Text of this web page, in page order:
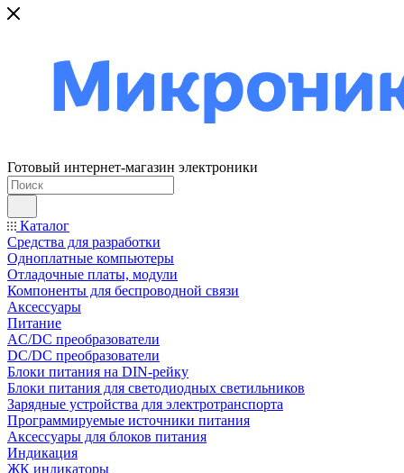
Готовый интернет-магазин электроники
Каталог
Средства для разработки
Одноплатные компьютеры
Отладочные платы, модули
Компоненты для беспроводной связи
Аксессуары
Питание
AC/DC преобразователи
DC/DC преобразователи
Блоки питания на DIN-рейку
Блоки питания для светодиодных светильников
Зарядные устройства для электротранспорта
Программируемые источники питания
Аксессуары для блоков питания
Индикация
ЖК индикаторы